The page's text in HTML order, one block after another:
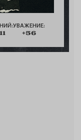
УВАЖЕНИЕ:
+56